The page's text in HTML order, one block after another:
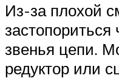
Из-за плохой
застопориться
звенья цепи.
редуктор или